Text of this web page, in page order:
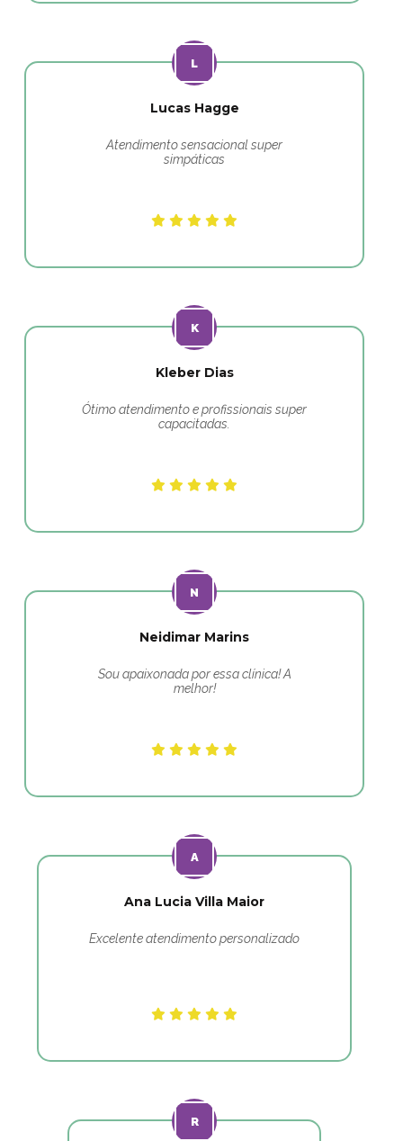
Lucas Hagge
Atendimento sensacional super
simpáticas
Kleber Dias
Ótimo atendimento e profissionais super
capacitadas.
Neidimar Marins
Sou apaixonada por essa clínica! A
melhor!
Ana Lucia Villa Maior
Excelente atendimento personalizado